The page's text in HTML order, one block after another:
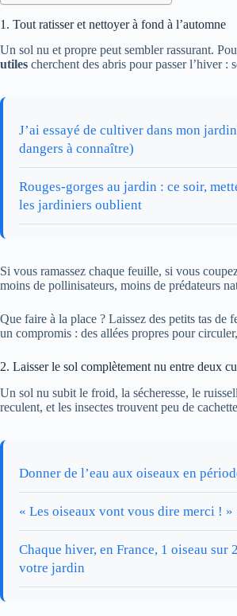
1. Tout ratisser et nettoyer à fond à l’automne
Un sol nu et propre peut sembler rassurant.
utiles cherchent des abris pour passer l’hiver :
J’ai essayé de cultiver dans mon
dangers à connaître)
Rouges-gorges au jardin : ce soir,
les jardiniers oublient
Si vous ramassez chaque feuille, si vous
moins de pollinisateurs, moins de prédateurs
Que faire à la place ? Laissez des petits tas de
un compromis : des allées propres pour
2. Laisser le sol complètement nu entre deux
Un sol nu subit le froid, la sécheresse, le
reculent, et les insectes trouvent peu de
Donner de l’eau aux oiseaux en
« Les oiseaux vont vous dire merci !
Chaque hiver, en France, 1 oiseau
votre jardin